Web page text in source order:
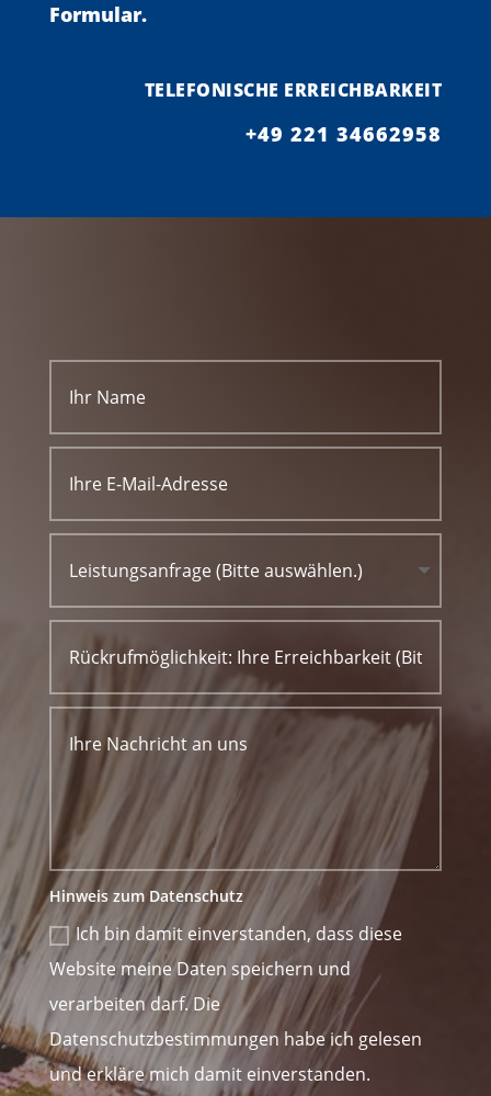
Formular.
TELEFONISCHE ERREICHBARKEIT
+49 221 34662958
Hinweis zum Datenschutz
Ich bin damit einverstanden, dass diese
Website meine Daten speichern und
verarbeiten darf. Die
Datenschutzbestimmungen habe ich gelesen
und erkläre mich damit einverstanden.